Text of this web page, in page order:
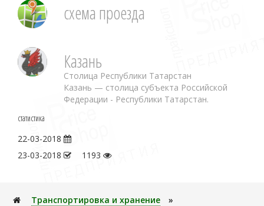
схема проезда
Казань
Столица Республики Татарстан
Казань — столица субъекта Российской
Федерации - Республики Татарстан.
статистика
22-03-2018
23-03-2018
1193
Транспортировка и хранение
»